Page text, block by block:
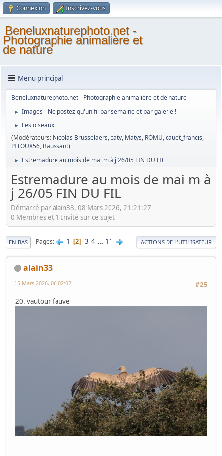
Connexion Inscrivez-vous
Beneluxnaturephoto.net -
Photographie animalière et
de nature
Menu principal
Beneluxnaturephoto.net - Photographie animalière et de nature
► Images - Ne postez qu'un fil par semaine et par galerie !
►
Les oiseaux
(Modérateurs: Nicolas Brusselaers,caty, Matys, ROMU,cauet_francis,
PITOUX56, Baussant)
► Estremadure au mois de mai m à j 26/05 FIN DU FIL
Estremadure au mois de mai m à
j 26/05 FIN DU FIL
Démarré par alain33, 08 Mars 2026, 21:21:27
0 Membres et 1 Invité sur ce sujet
EN BAS Pages 1 2 3 4 ... 11 ACTIONS DE L'UTILISATEUR
alain33
#25
15 Mars 2026, 06:02:02
20. vautour fauve